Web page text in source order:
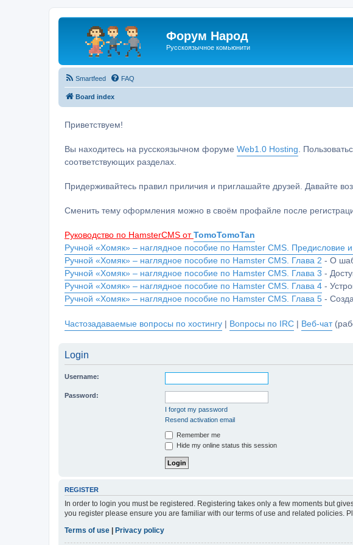
Форум Народ
Русскоязычное комьюнити
Smartfeed FAQ
Board index
Приветствуем!
Вы находитесь на русскоязычном форуме Web1.0 Hosting .
соответствующих разделах.
Придерживайтесь правил приличия и приглашайте друзей. Давайте
Сменить тему оформления можно в своём профайле после
Руководство по HamsterCMS от TomoTomoTan
Ручной «Хомяк» – наглядное пособие по Hamster CMS. Предисловие и
Ручной «Хомяк» – наглядное пособие по Hamster CMS. Глава 2 - О
Ручной «Хомяк» – наглядное пособие по Hamster CMS. Глава 3 -
Ручной «Хомяк» – наглядное пособие по Hamster CMS. Глава 4 -
Ручной «Хомяк» – наглядное пособие по Hamster CMS. Глава 5 -
Частозадаваемые вопросы по хостингу | Вопросы по IRC | Веб-чат
Login
Username:
Password:
I forgot my password
Resend activation email
Remember me
Hide my online status this session
REGISTER
In order to login you must be registered. Registering takes only a few moments but
you register please ensure you are familiar with our terms of use and related policies.
Terms of use
Privacy policy